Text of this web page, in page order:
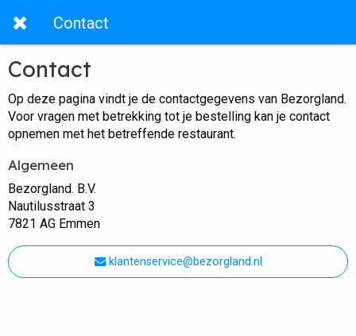
Contact
Contact
Op deze pagina vindt je de contactgegevens van Bezorgland.
Voor vragen met betrekking tot je bestelling kan je contact
opnemen met het betreffende restaurant.
Algemeen
Bezorgland. B.V.
Nautilusstraat 3
7821 AG Emmen
klantenservice@bezorgland.nl